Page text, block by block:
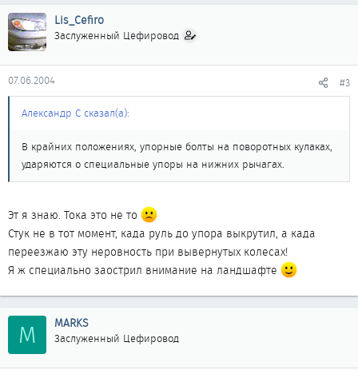
Lis_Cefiro
Заслуженный Цефировод
07.06.2004 #3
Александр С сказал(а):
В крайних положениях, упорные болты на поворотных кулаках,
ударяются о специальные упоры на нижних рычагах.
Эт я знаю. Тока это не то
Стук не в тот момент, када руль до упора выкрутил, а када
переезжаю эту неровность при вывернутых колесах!
Я ж специально заострил внимание на ландшафте
M MARKS
Заслуженный Цефировод